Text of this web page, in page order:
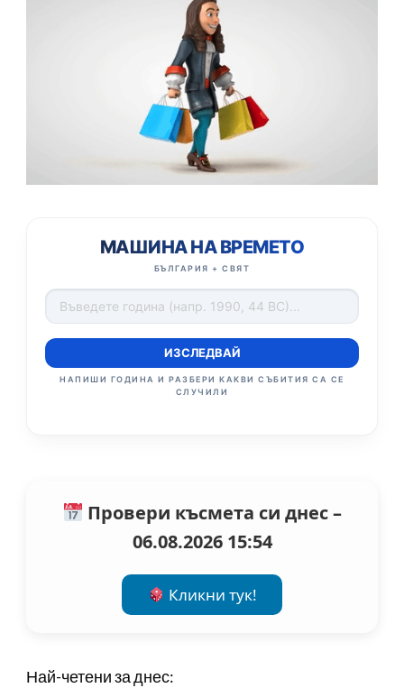
МАШИНА НА ВРЕМЕТО
БЪЛГАРИЯ + СВЯТ
ИЗСЛЕДВАЙ
НАПИШИ ГОДИНА И РАЗБЕРИ КАКВИ СЪБИТИЯ СА СЕ
СЛУЧИЛИ
Провери късмета си днес –
06.08.2026 15:54
Кликни тук!
Най-четени за днес: